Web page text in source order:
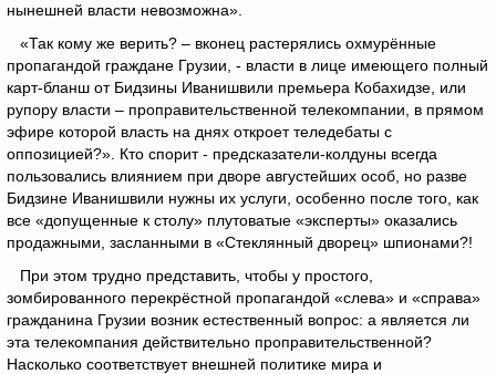
нынешней власти невозможна».
«Так кому же верить? – вконец растерялись охмурённые
пропагандой граждане Грузии, - власти в лице имеющего полный
карт-бланш от Бидзины Иванишвили премьера Кобахидзе, или
рупору власти – проправительственной телекомпании, в прямом
эфире которой власть на днях откроет теледебаты с
оппозицией?». Кто спорит - предсказатели-колдуны всегда
пользовались влиянием при дворе августейших особ, но разве
Бидзине Иванишвили нужны их услуги, особенно после того, как
все «допущенные к столу» плутоватые «эксперты» оказались
продажными, засланными в «Стеклянный дворец» шпионами?!
При этом трудно представить, чтобы у простого,
зомбированного перекрёстной пропагандой «слева» и «справа»
гражданина Грузии возник естественный вопрос: а является ли
эта телекомпания действительно проправительственной?
Насколько соответствует внешней политике мира и